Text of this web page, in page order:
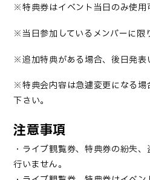
※特典券はイベント当日のみ使用
※当日参加しているメンバーに限
※追加特典がある場合、後日発表
※特典会内容は急遽変更になる場
下さい。
注意事項
・ライブ観覧券、特典券の紛失
行いません。